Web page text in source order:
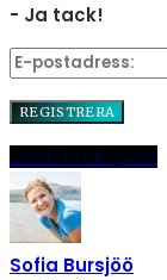
- Ja tack!
DelaPinnaE-post
Sofia Bursjöö